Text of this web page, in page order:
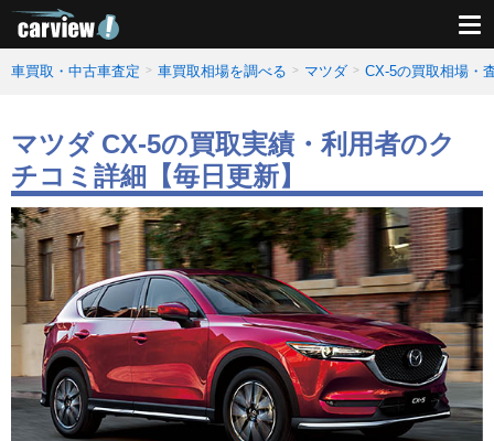
車買取・中古車査定 車買取相場を調べる マツダ CX-5の買取相場・
マツダ CX-5の買取実績・利用者のク
チコミ詳細【毎日更新】